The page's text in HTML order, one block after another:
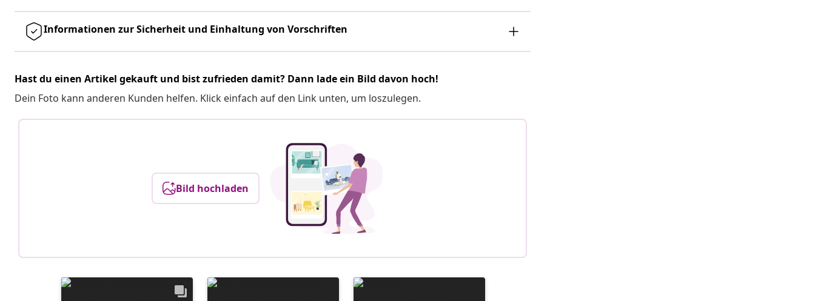
Informationen zur Sicherheit und Einhaltung von Vorschriften
Hast du einen Artikel gekauft und bist zufrieden damit? Dann lade ein Bild davon hoch!
Dein Foto kann anderen Kunden helfen. Klick einfach auf den Link unten, um loszulegen.
Bild hochladen